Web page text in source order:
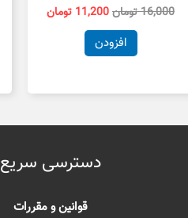
16,000تومان11,200 تومان
افزودن
دسترسی سریع
قوانین و مقررات